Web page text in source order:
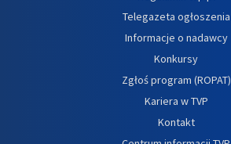
Telegazeta ogłoszenia
Informacje o nadawcy
Konkursy
Zgłoś program (ROPAT)
Kariera w TVP
Kontakt